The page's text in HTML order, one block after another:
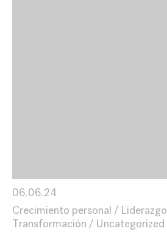
06.06.24
Crecimiento personal
Liderazgo
Transformación
Uncategorized